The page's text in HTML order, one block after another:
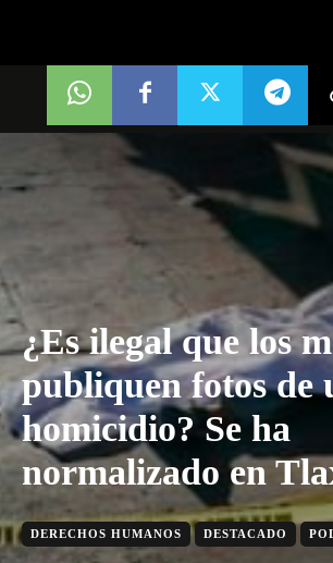
¿Es ilegal que los
publiquen fotos de
homicidio? Se ha
normalizado en
DERECHOS HUMANOS DESTACADO